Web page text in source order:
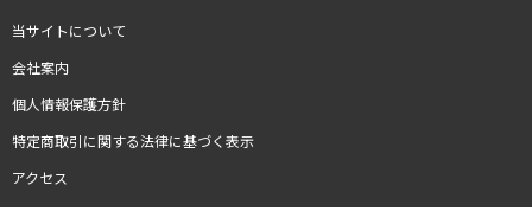
当サイトについて
会社案内
個人情報保護方針
特定商取引に関する法律に基づく表示
アクセス